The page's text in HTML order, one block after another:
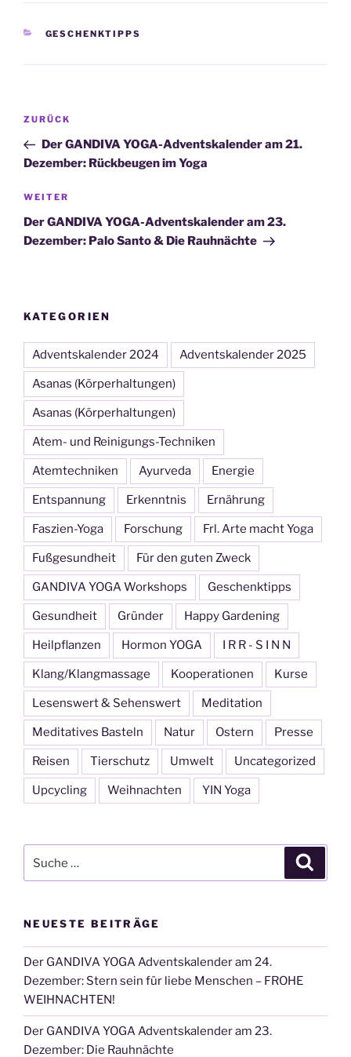
KATEGORIEN
GESCHENKTIPPS
Beitragsnavigation
Vorheriger
Beitrag
ZURÜCK
Der GANDIVA YOGA-Adventskalender am 21.
Dezember: Rückbeugen im Yoga
Nächster
Beitrag
WEITER
Der GANDIVA YOGA-Adventskalender am 23.
Dezember: Palo Santo & Die Rauhnächte
KATEGORIEN
Adventskalender 2024 Adventskalender 2025
Asanas (Körperhaltungen)
Asanas (Körperhaltungen)
Atem- und Reinigungs-Techniken
Atemtechniken Ayurveda Energie
Entspannung Erkenntnis Ernährung
Faszien-Yoga Forschung Frl. Arte macht Yoga
Fußgesundheit Für den guten Zweck
GANDIVA YOGA Workshops Geschenktipps
Gesundheit Gründer Happy Gardening
Heilpflanzen Hormon YOGA I R R - S I N N
Klang/Klangmassage Kooperationen Kurse
Lesenswert & Sehenswert Meditation
Meditatives Basteln Natur Ostern Presse
Reisen Tierschutz Umwelt Uncategorized
Upcycling Weihnachten YIN Yoga
nach:
NEUESTE BEITRÄGE
Der GANDIVA YOGA Adventskalender am 24.
Dezember: Stern sein für liebe Menschen – FROHE
WEIHNACHTEN!
Der GANDIVA YOGA Adventskalender am 23.
Dezember: Die Rauhnächte